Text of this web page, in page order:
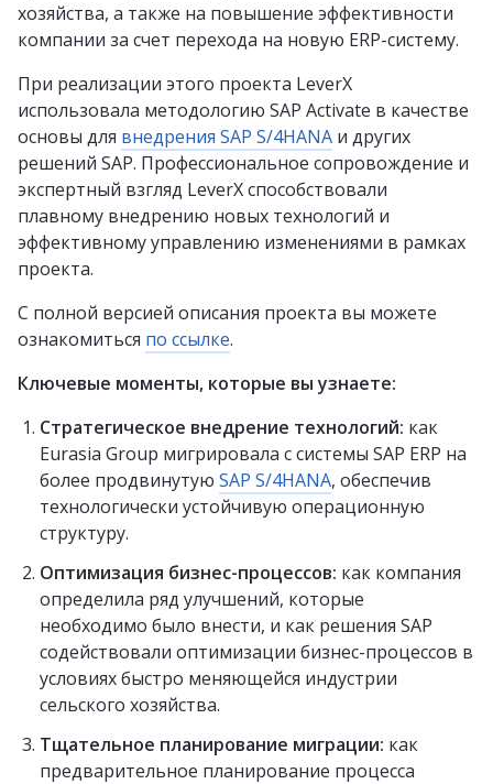
хозяйства, а также на повышение эффективности
компании за счет перехода на новую ERP-систему.
При реализации этого проекта LeverX
использовала методологию SAP Activate в качестве
основы для внедрения SAP S/4HANA и других
решений SAP. Профессиональное сопровождение и
экспертный взгляд LeverX способствовали
плавному внедрению новых технологий и
эффективному управлению изменениями в рамках
проекта.
С полной версией описания проекта вы можете
ознакомиться по ссылке.
Ключевые моменты, которые вы узнаете:
Стратегическое внедрение технологий: как
Eurasia Group мигрировала с системы SAP ERP на
более продвинутую SAP S/4HANA, обеспечив
технологически устойчивую операционную
структуру.
Оптимизация бизнес-процессов: как компания
определила ряд улучшений, которые
необходимо было внести, и как решения SAP
содействовали оптимизации бизнес-процессов в
условиях быстро меняющейся индустрии
сельского хозяйства.
Тщательное планирование миграции: как
предварительное планирование процесса